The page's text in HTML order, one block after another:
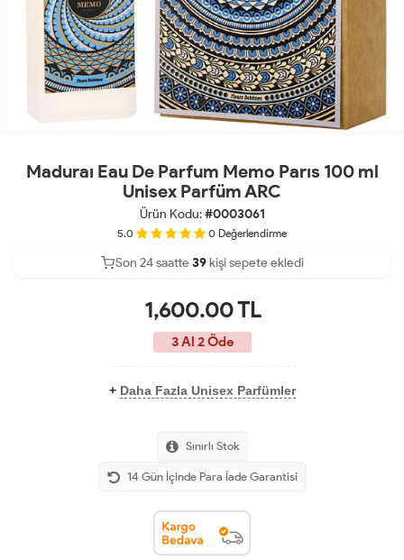
Maduraı Eau De Parfum Memo Parıs 100 ml
Unisex Parfüm ARC
Ürün Kodu:#0003061
5.0 0 Değerlendirme
21
Son 24 saatte 39kişi sepete ekledi
Son 24 saatte13kişi satın aldı
1,600.00TL
3 Al 2 Öde
+ Daha Fazla Unisex Parfümler
Sınırlı Stok
14 Gün İçinde Para İade Garantisi